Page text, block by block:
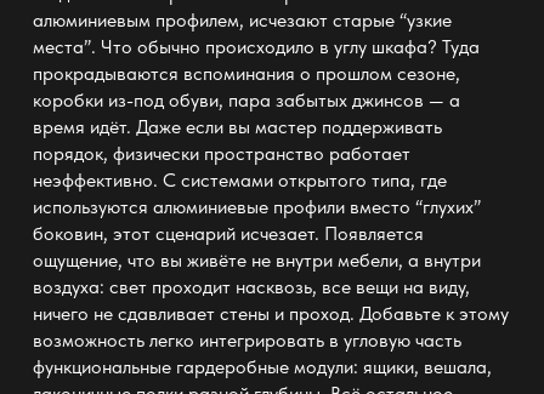
алюминиевым профилем, исчезают старые “узкие
места”. Что обычно происходило в углу шкафа? Туда
прокрадываются вспоминания о прошлом сезоне,
коробки из-под обуви, пара забытых джинсов — а
время идёт. Даже если вы мастер поддерживать
порядок, физически пространство работает
неэффективно. С системами открытого типа, где
используются алюминиевые профили вместо “глухих”
боковин, этот сценарий исчезает. Появляется
ощущение, что вы живёте не внутри мебели, а внутри
воздуха: свет проходит насквозь, все вещи на виду,
ничего не сдавливает стены и проход. Добавьте к этому
возможность легко интегрировать в угловую часть
функциональные гардеробныемодули: ящики, вешала,